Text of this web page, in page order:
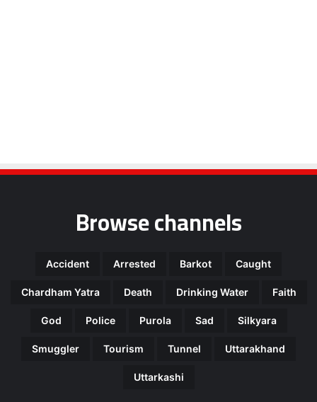
Browse channels
Accident Arrested Barkot Caught
Chardham Yatra Death Drinking Water Faith
God Police Purola Sad Silkyara
Smuggler Tourism Tunnel Uttarakhand
Uttarkashi